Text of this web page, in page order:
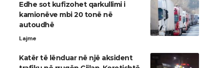
​Edhe sot kufizohet qarkullimi i
kamionëve mbi 20 tonë në
autoudhë
Lajme
Katër të lënduar në një aksident